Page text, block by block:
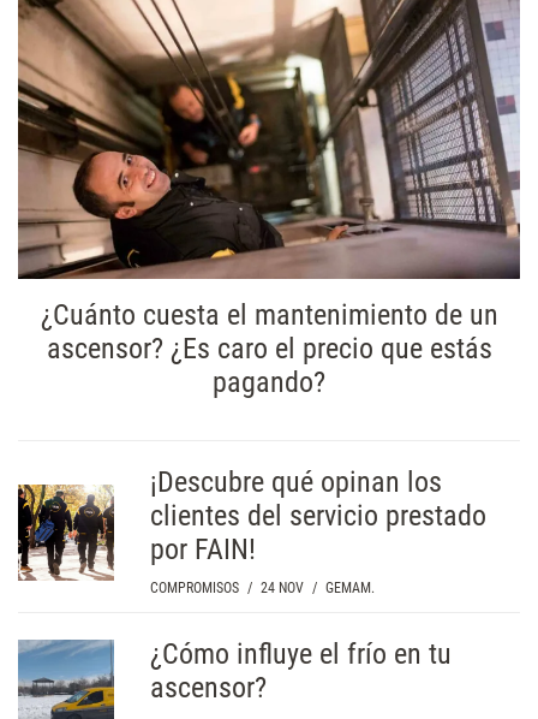
¿Cuánto cuesta el mantenimiento de un
ascensor? ¿Es caro el precio que estás
pagando?
¡Descubre qué opinan los
clientes del servicio prestado
por FAIN!
COMPROMISOS / 24 NOV / GEMAM.
¿Cómo influye el frío en tu
ascensor?